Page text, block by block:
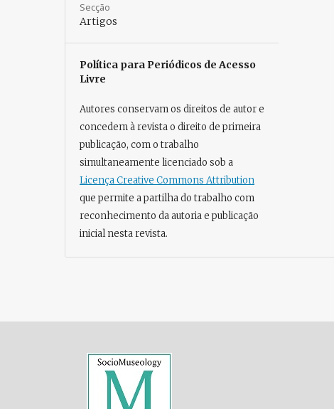
Secção
Artigos
Política para Periódicos de Acesso
Livre
Autores conservam os direitos de autor e
concedem à revista o direito de primeira
publicação, com o trabalho
simultaneamente licenciado sob a
Licença Creative Commons Attribution
que permite a partilha do trabalho com
reconhecimento da autoria e publicação
inicial nesta revista.